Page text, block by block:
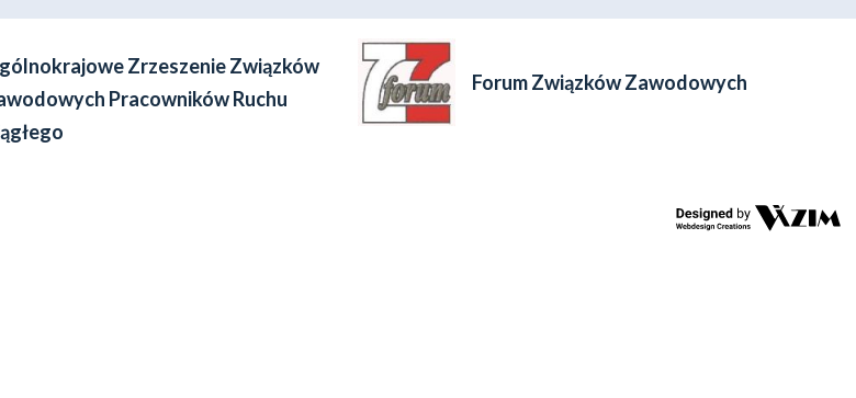
Zrzeszenie Związków
Pracowników Ruchu
Forum Związków Zawodowych